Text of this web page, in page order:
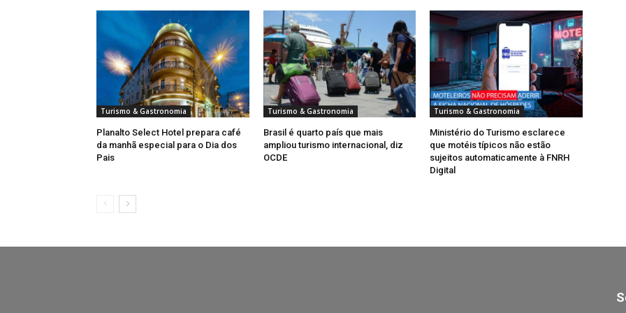
Turismo & Gastronomia
Planalto Select Hotel prepara café
da manhã especial para o Dia dos
Pais
Turismo & Gastronomia
Brasil é quarto país que mais
ampliou turismo internacional, diz
OCDE
Turismo & Gastronomia
Ministério do Turismo esclarece
que motéis típicos não estão
sujeitos automaticamente à FNRH
Digital